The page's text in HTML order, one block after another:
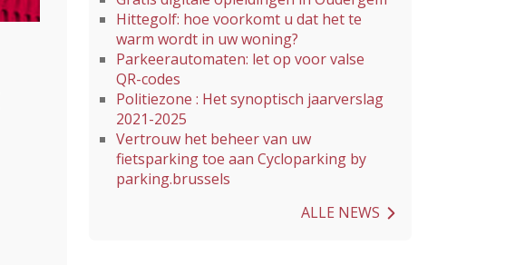
Hittegolf: hoe voorkomt u dat het te
warm wordt in uw woning?
Parkeerautomaten: let op voor valse
QR-codes
Politiezone : Het synoptisch jaarverslag
2021-2025
Vertrouw het beheer van uw
fietsparking toe aan Cycloparking by
parking.brussels
ALLE NEWS